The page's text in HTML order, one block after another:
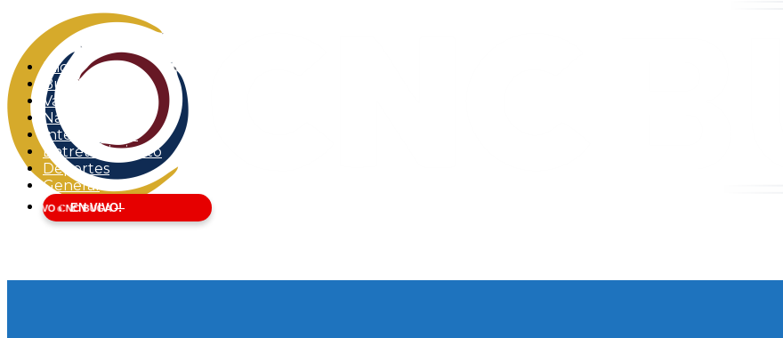
Inicio
Buga
Valle del Cauca
Nacional
Internacional
Entretenimiento
Deportes
General
EN VIVO!